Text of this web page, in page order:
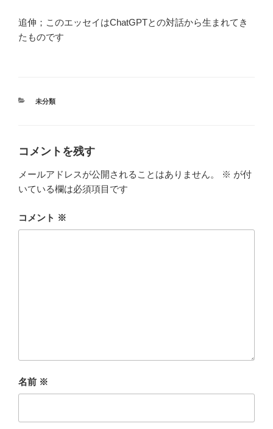
追伸；このエッセイはChatGPTとの対話から生まれてき
たものです
カ
未分類
コメントを残す
メールアドレスが公開されることはありません。 ※ が付
いている欄は必須項目です
コメント ※
名前 ※